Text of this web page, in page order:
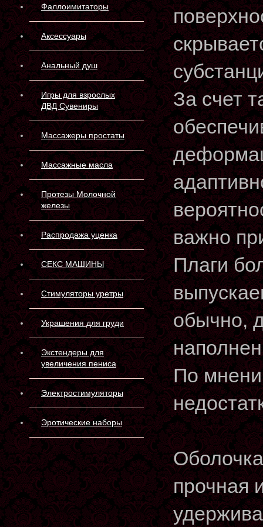
Фаллоимитаторы
Аксессуары
Анальный душ
Игры для взрослых
ДВД Сувениры
Массажеры простаты
Массажные масла
Протезы Молочной
железы
Распродажа уценка
СЕКС МАШИНЫ
Стимуляторы уретры
Украшения для груди
Экстендеры для
увеличения пениса
Электростимуляторы
Эротические наборы
За счет
важно
Плаги
обычно,
По
прочная